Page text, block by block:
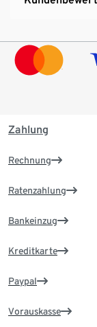
Zahlung
Rechnung
Ratenzahlung
Bankeinzug
Kreditkarte
Paypal
Vorauskasse